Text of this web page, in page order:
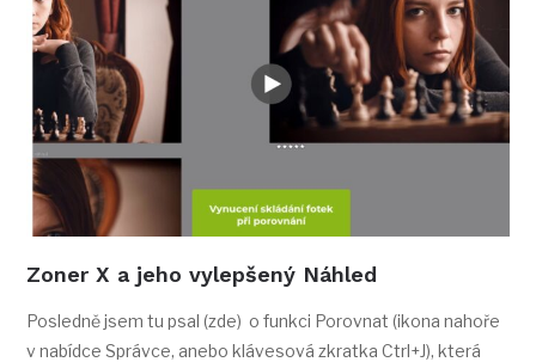
Zoner X a jeho vylepšený Náhled
Posledně jsem tu psal (zde) o funkci Porovnat (ikona nahoře
v nabídce Správce, anebo klávesová zkratka Ctrl+J), která